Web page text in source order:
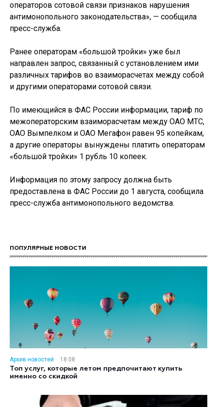
операторов сотовой связи признаков нарушения
антимонопольного законодательства», — сообщила
пресс-служба.
Ранее операторам «большой тройки» уже был
направлен запрос, связанный с установлением ими
различных тарифов во взаиморасчетах между собой
и другими операторами сотовой связи.
По имеющийся в ФАС России информации, тариф по
межоператорским взаиморасчетам между ОАО МТС,
ОАО Вымпелком и ОАО Мегафон равен 95 копейкам,
а другие операторы вынуждены платить операторам
«большой тройки» 1 рубль 10 копеек.
Информация по этому запросу должна быть
предоставлена в ФАС России до 1 августа, сообщила
пресс-служба антимонопольного ведомства.
ПОПУЛЯРНЫЕ НОВОСТИ
Архив новостей
18:08
Топ услуг, которые летом предпочитают купить
именно со скидкой